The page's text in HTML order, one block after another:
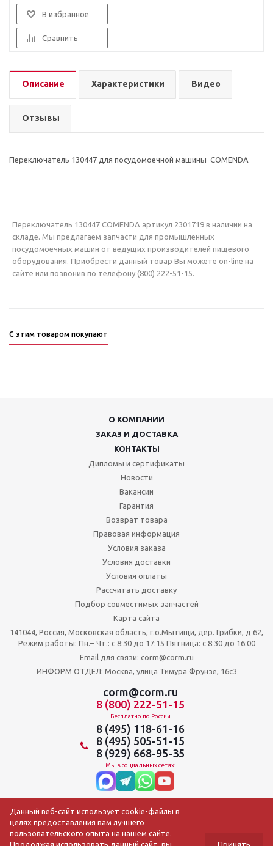
В избранное
Сравнить
Описание Характеристики Видео
Отзывы
Переключатель 130447 для посудомоечной машины COMENDA
Переключатель 130447 COMENDA артикул 2301719 в наличии на
складе. Мы предлагаем запчасти для промышленных
посудомоечных машин от ведущих производителей пищевого
оборудования. Приобрести данный товар Вы можете on-line на
сайте или позвонив по телефону (800) 222-51-15.
С этим товаром покупают
О КОМПАНИИ
ЗАКАЗ И ДОСТАВКА
КОНТАКТЫ
Дипломы и сертификаты
Новости
Вакансии
Гарантия
Возврат товара
Правовая информация
Условия заказа
Условия доставки
Условия оплаты
Рассчитать доставку
Подбор совместимых запчастей
Карта сайта
141044, Россия, Московская область, г.о.Мытищи, дер. Грибки, д 62,
Режим работы: Пн.– Чт.: с 8:30 до 17:15 Пятница: c 8:30 до 16:00
Email для связи: corm@corm.ru
ИНФОРМ ОТДЕЛ: Москва, улица Тимура Фрунзе, 16с3
corm@corm.ru
8 (800) 222-51-15
Бесплатно по России
8 (495) 118-61-16
8 (495) 505-51-15
8 (929) 668-95-35
Мы в социальных сетях:
Данный веб-сайт использует cookie-файлы в
целях предоставления вам лучшего
пользовательского опыта на нашем сайте.
Продолжая использовать данный сайт, вы
Принять